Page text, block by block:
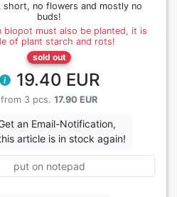
short, no flowers and mostly no
buds!
biopot must also be planted, it is
of plant starch and rots!
sold out
19.40 EUR
from 3 pcs. 17.90 EUR
an Email-Notification,
article is in stock again!
put on notepad